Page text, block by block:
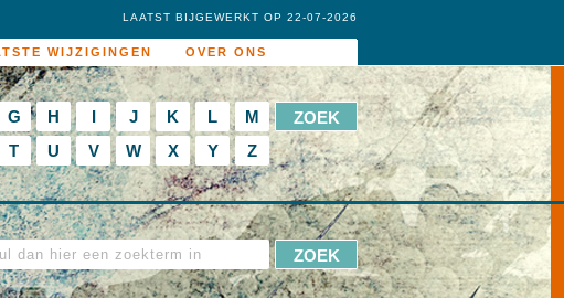
WIJZIGINGEN OVER ONS
LAATST BIJGEWERKT OP 22-07-2026
G H I J K L
M
T U V W X Y Z